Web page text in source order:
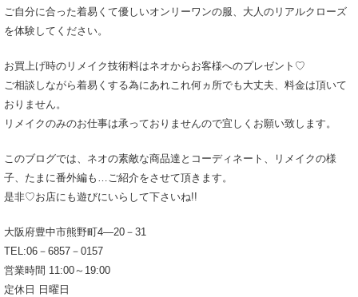
ご自分に合った着易くて優しいオンリーワンの服、大人のリアルクローズ
を体験してください。
お買上げ時のリメイク技術料はネオからお客様へのプレゼント♡
ご相談しながら着易くする為にあれこれ何ヵ所でも大丈夫、料金は頂いて
おりません。
リメイクのみのお仕事は承っておりませんので宜しくお願い致します。
このブログでは、ネオの素敵な商品達とコーディネート、リメイクの様
子、たまに番外編も…ご紹介をさせて頂きます。
是非♡お店にも遊びにいらして下さいね!!
大阪府豊中市熊野町4―20－31
TEL:06－6857－0157
営業時間 11:00～19:00
定休日 日曜日